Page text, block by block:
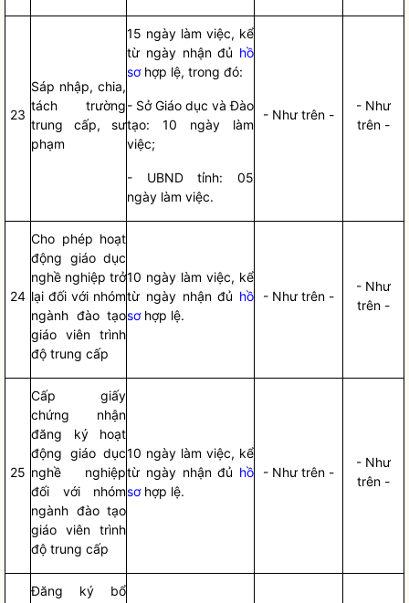
23
Sáp nhập, chia,
tách trường
trung cấp, sư
phạm
15 ngày làm việc, kể
từ ngày nhận đủ hồ
sơhợp lệ, trong đó:
- Sở Giáo dục và Đào
tạo: 10 ngày làm
việc;
- UBND tỉnh: 05
ngày làm việc.
- Như trên -
- Như
trên -
24
Cho phép hoạt
động giáo dục
nghề nghiệp trở
lại đối với nhóm
ngành đào tạo
giáo viên trình
độ trung cấp
10 ngày làm việc, kể
từ ngày nhận đủ hồ
sơhợp lệ.
- Như trên -
- Như
trên -
25
Cấp giấy
chứng nhận
đăng ký hoạt
động giáo dục
nghề nghiệp
đối với nhóm
ngành đào tạo
giáo viên trình
độ trung cấp
10 ngày làm việc, kể
từ ngày nhận đủ hồ
sơhợp lệ.
- Như trên -
- Như
trên -
Đăng ký bổ